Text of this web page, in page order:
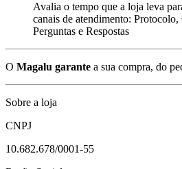
Avalia o tempo que a loja leva
canais de atendimento:
Perguntas e Respostas
O Magalu garante a sua compra, do
Sobre a loja
CNPJ
10.682.678/0001-55